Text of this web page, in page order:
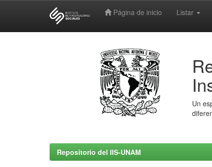
Página de inicio Listar
Un
Repositorio del IIS-UNAM